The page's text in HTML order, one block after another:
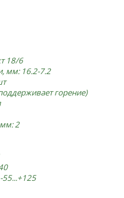
18/6
мм: 16.2-7.2
горение)
2
55...+125